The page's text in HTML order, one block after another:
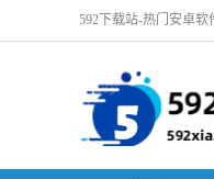
592下载站-热门安卓